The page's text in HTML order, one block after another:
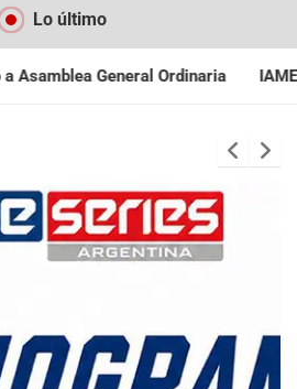
Lo último
IAME SERIES ARGENTINA: